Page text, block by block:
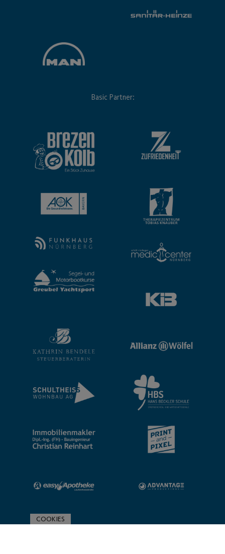
Basic Partner:
COOKIES